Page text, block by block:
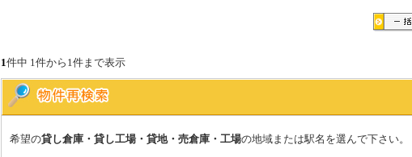
1件中 1件から1件まで表示
希望の貸し倉庫・貸し工場・貸地・売倉庫・工場の地域または駅名を選んで下さい。